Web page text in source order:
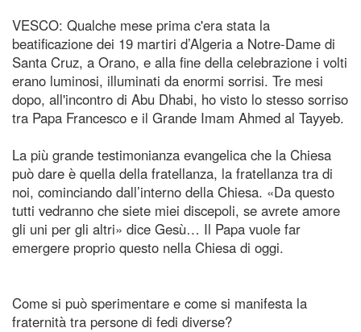
VESCO: Qualche mese prima c'era stata la
beatificazione dei 19 martiri d’Algeria a Notre-Dame di
Santa Cruz, a Orano, e alla fine della celebrazione i volti
erano luminosi, illuminati da enormi sorrisi. Tre mesi
dopo, all'incontro di Abu Dhabi, ho visto lo stesso sorriso
tra Papa Francesco e il Grande Imam Ahmed al Tayyeb.
La più grande testimonianza evangelica che la Chiesa
può dare è quella della fratellanza, la fratellanza tra di
noi, cominciando dall’interno della Chiesa. «Da questo
tutti vedranno che siete miei discepoli, se avrete amore
gli uni per gli altri» dice Gesù… Il Papa vuole far
emergere proprio questo nella Chiesa di oggi.
Come si può sperimentare e come si manifesta la
fraternità tra persone di fedi diverse?